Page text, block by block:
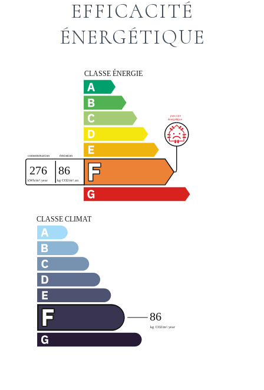
EFFICACITÉ
ÉNERGÉTIQUE